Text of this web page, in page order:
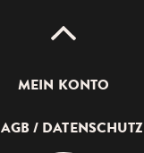
MEIN KONTO
AGB DATENSCHUTZ